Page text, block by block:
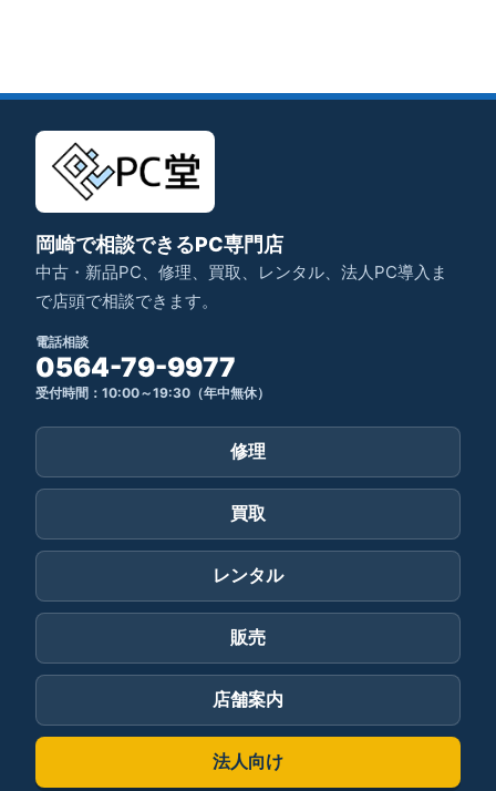
岡崎で相談できるPC専門店
中古・新品PC、修理、買取、レンタル、法人PC導入ま
で店頭で相談できます。
電話相談
0564-79-9977
受付時間：10:00～19:30（年中無休）
修理
買取
レンタル
販売
店舗案内
法人向け